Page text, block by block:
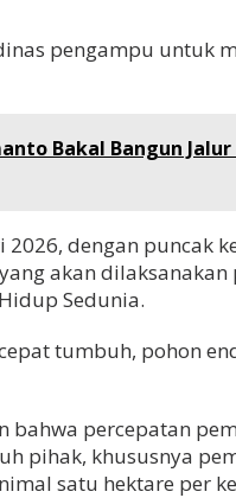
pengampu untuk
Bakal Bangun
dengan puncak
akan dilaksanakan
Sedunia.
tumbuh, pohon
bahwa percepatan
pihak, khususnya
satu hektare per